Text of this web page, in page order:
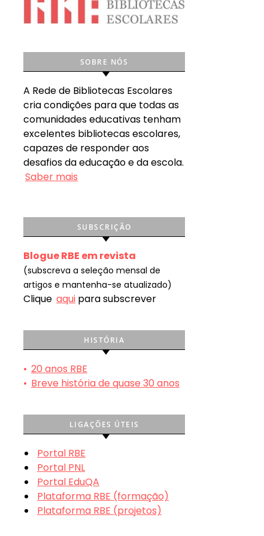
SOBRE NÓS
A Rede de Bibliotecas Escolares
cria condições para que todas as
comunidades educativas tenham
excelentes bibliotecas escolares,
capazes de responder aos
desafios da educação e da escola.
Saber mais
SUBSCRIÇÃO
Blogue RBE em revista
(subscreva a seleção mensal de
artigos e mantenha-se atualizado)
Clique aqui para subscrever
HISTÓRIA
• 20 anos RBE
• Breve história de quase 30 anos
LIGAÇÕES ÚTEIS
Portal RBE
Portal PNL
Portal EduQA
Plataforma RBE (formação)
Plataforma RBE (projetos)